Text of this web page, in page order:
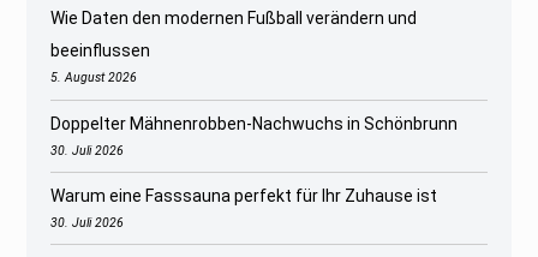
Wie Daten den modernen Fußball verändern und
beeinflussen
5. August 2026
Doppelter Mähnenrobben-Nachwuchs in Schönbrunn
30. Juli 2026
Warum eine Fasssauna perfekt für Ihr Zuhause ist
30. Juli 2026